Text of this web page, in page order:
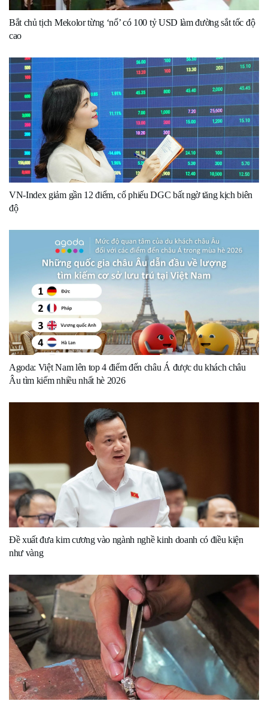
Bắt chủ tịch Mekolor từng ‘nổ’ có 100 tỷ USD làm đường sắt tốc độ
cao
VN-Index giảm gần 12 điểm, cổ phiếu DGC bất ngờ tăng kịch biên
độ
Agoda: Việt Nam lên top 4 điểm đến châu Á được du khách châu
Âu tìm kiếm nhiều nhất hè 2026
Đề xuất đưa kim cương vào ngành nghề kinh doanh có điều kiện
như vàng